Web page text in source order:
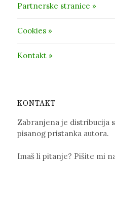
Partnerske stranice »
Cookies »
Kontakt »
KONTAKT
Zabranjena je distribucija
pisanog pristanka autora.
Imaš li pitanje? Pišite mi